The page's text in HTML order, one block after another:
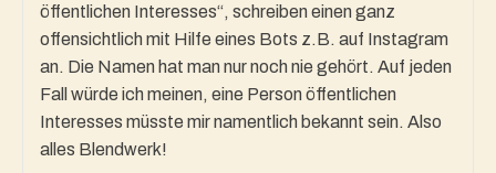
öffentlichen Interesses“, schreiben einen ganz
offensichtlich mit Hilfe eines Bots z.B. auf Instagram
an. Die Namen hat man nur noch nie gehört. Auf jeden
Fall würde ich meinen, eine Person öffentlichen
Interesses müsste mir namentlich bekannt sein. Also
alles Blendwerk!